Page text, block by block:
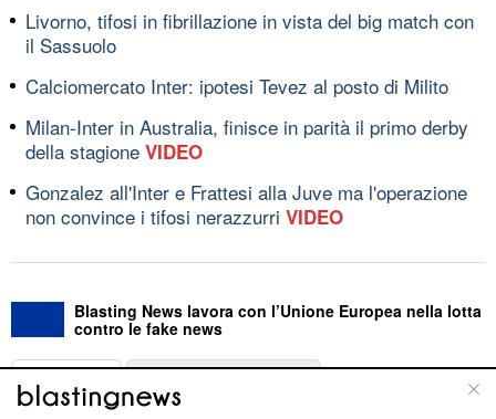
Livorno, tifosi in fibrillazione in vista del big match con
il Sassuolo
Calciomercato Inter: ipotesi Tevez al posto di Milito
Milan-Inter in Australia, finisce in parità il primo derby
della stagione VIDEO
Gonzalez all'Inter e Frattesi alla Juve ma l'operazione
non convince i tifosi nerazzurri VIDEO
Blasting News lavora con l’Unione Europea nella lotta
contro le fake news
ABOUT